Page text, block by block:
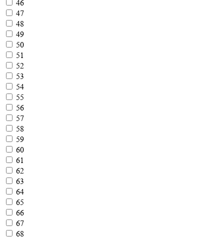
46
47
48
49
50
51
52
53
54
55
56
57
58
59
60
61
62
63
64
65
66
67
68